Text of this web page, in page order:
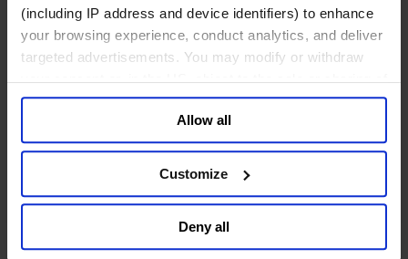
(including IP address and device identifiers) to enhance
your browsing experience, conduct analytics, and deliver
targeted advertisements. You may modify or withdraw
your consent or, in the US, object to the sale or sharing of
your data for targeted advertising, by clicking “Do Not
Sell or Share My Personal Information” in the footer of
the website. You must opt-out of each device and each
browser. For additional information and retention terms
general collection and use of personal information see
Allow all
Customize
Deny all
デジタル資産、暗号資産、Web3
プライベート・エクイティ
リスクマネジメント
保険
投資銀行及びマーケット
政府系投資ファンド
金融テクノロジー（フィンテック）
サービス
プロフェッショナルサービス
ホスピタリティ、旅行・レジャー
不動産